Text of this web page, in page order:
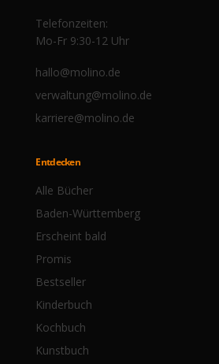
Telefonzeiten:
Mo-Fr 9:30-12 Uhr
hallo@molino.de
verwaltung@molino.de
karriere@molino.de
Entdecken
Alle Bücher
Erscheint bald
Bestseller
Baden-Württemberg
Promis
Kinderbuch
Kochbuch
Kunstbuch